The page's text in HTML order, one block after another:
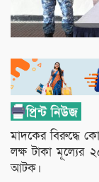
মাদকের বিরুদ্ধে
লক্ষ টাকা মূল্যের
আটক।